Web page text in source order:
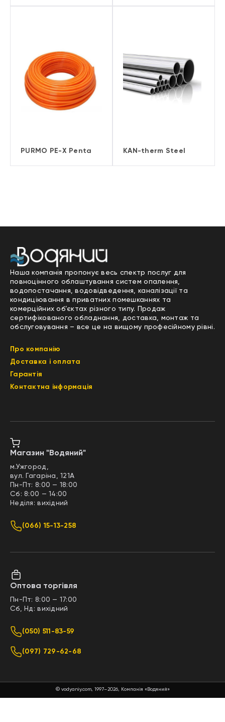
PURMO PE-X Penta KAN-therm Steel
Наша компанія пропонує весь спектр послуг для
повноцінного облаштування систем опалення,
водопостачання, водовідведення, каналізації та
кондиціювання в приватних помешканнях та
комерційних об’єктах різного типу. Продаж
сертифікованого обладнання, доставка, монтаж та
обслуговування – все це на вищому професійному рівні.
Про компанію
Доставка і оплата
Гарантія
Контактна інформація
Магазин "Водяний"
м.Ужгород,
вул. Гагаріна, 121А
Пн-Пт: 8:00 — 18:00
Сб: 8:00 — 14:00
Неділя: вихідний
(066) 15-13-258
Оптова торгівля
Пн-Пт: 8:00 — 17:00
Сб, Нд: вихідний
(050) 511-83-59
(097) 729-62-68
© vodyaniy.com, 1997–2026, Компанія «Водяний»